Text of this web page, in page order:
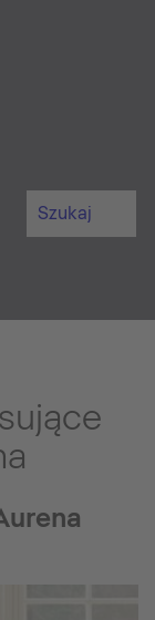
Szukaj